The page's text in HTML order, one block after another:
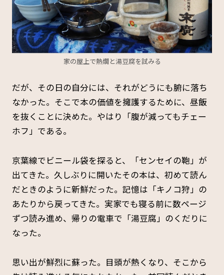
家の屋上で熱燗と湯豆腐を試みる
だが、その日の自分には、それがどうにも腑に落ち
なかった。そこで本の価値を擁護するために、昼飯
を抜くことに決めた。やはり「腹が減ってもチェー
ホフ」である。
京葉線でビニール袋を探ると、「センセイの鞄」が
出てきた。久しぶりに開いたその本は、初めて読ん
だときのように新鮮だった。記憶は「キノコ狩」の
あたりから戻ってきた。実家でも寝る前に数ページ
ずつ読み進め、帰りの電車で「湯豆腐」のくだりに
なった。
思い出が鮮烈に蘇った。目頭が熱くなり、そこから